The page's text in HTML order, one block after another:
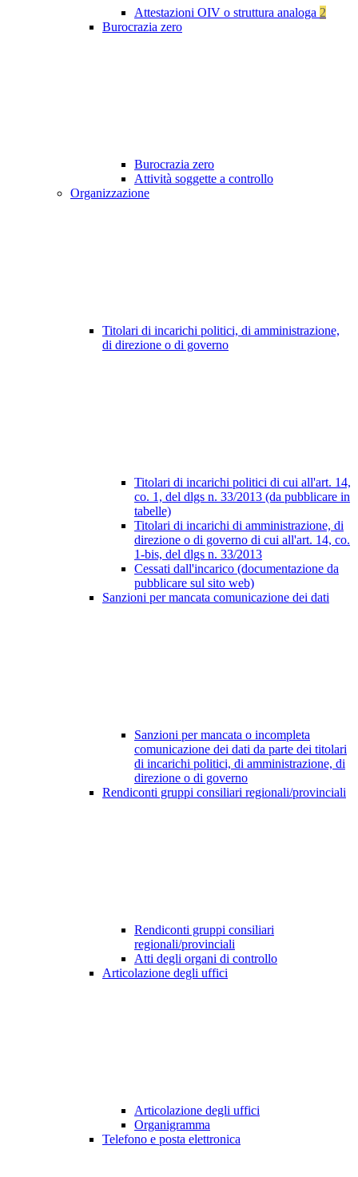
Attestazioni OIV o struttura analoga 2
Burocrazia zero
Burocrazia zero
Attività soggette a controllo
Organizzazione
Titolari di incarichi politici, di amministrazione,
di direzione o di governo
Titolari di incarichi politici di cui all'art. 14,
co. 1, del dlgs n. 33/2013 (da pubblicare in
tabelle)
Titolari di incarichi di amministrazione, di
direzione o di governo di cui all'art. 14, co.
1-bis, del dlgs n. 33/2013
Cessati dall'incarico (documentazione da
pubblicare sul sito web)
Sanzioni per mancata comunicazione dei dati
Sanzioni per mancata o incompleta
comunicazione dei dati da parte dei titolari
di incarichi politici, di amministrazione, di
direzione o di governo
Rendiconti gruppi consiliari regionali/provinciali
Rendiconti gruppi consiliari
regionali/provinciali
Atti degli organi di controllo
Articolazione degli uffici
Articolazione degli uffici
Organigramma
Telefono e posta elettronica